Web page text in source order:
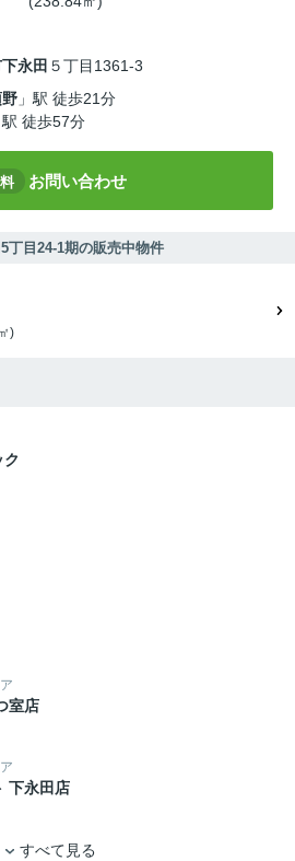
下永田 ５丁目1361-3
」駅 徒歩21分
駅 徒歩57分
お問い合わせ
丁目24-1期の販売中物件
)
室店
下永田店
すべて見る